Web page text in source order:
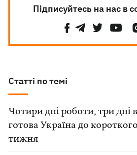
Підписуйтесь на нас в
Статті по темі
Чотири дні роботи, три дні
готова Україна до
тижня